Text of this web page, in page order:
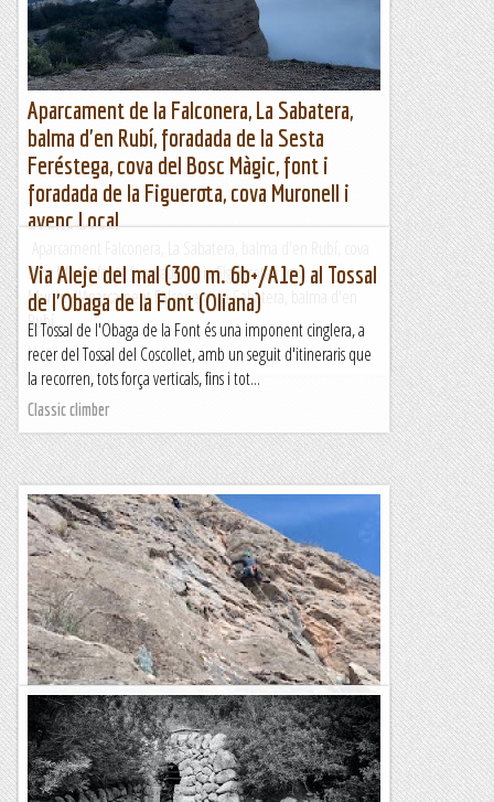
Aparcament de la Falconera, La Sabatera,
balma d'en Rubí, foradada de la Sesta
Feréstega, cova del Bosc Màgic, font i
foradada de la Figuerota, cova Muronell i
avenc Local
Bosc Màgic, font i foradada de la Figuerota i cova
MuronellAparcament Falconera, La Sabatera, balma d'en
Rubí,...
Muntanya
Via Aleje del mal (300 m. 6b+/A1e) al Tossal
de l'Obaga de la Font (Oliana)
El Tossal de l'Obaga de la Font és una imponent cinglera, a
recer del Tossal del Coscollet, amb un seguit d'itineraris que
la recorren, tots força verticals, fins i tot...
Classic climber
Fissura Oblicua a la Font Freda.
De tota la vida aquesta era la clàssica fàcil de la paret mentre
que l'Esperó del Vent era la clàssica difícil. Sempre he tingut
la sensació de que es repetia més...